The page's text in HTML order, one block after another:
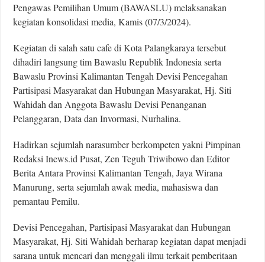
Pengawas Pemilihan Umum (BAWASLU) melaksanakan
kegiatan konsolidasi media, Kamis (07/3/2024).
Kegiatan di salah satu cafe di Kota Palangkaraya tersebut
dihadiri langsung tim Bawaslu Republik Indonesia serta
Bawaslu Provinsi Kalimantan Tengah Devisi Pencegahan
Partisipasi Masyarakat dan Hubungan Masyarakat, Hj. Siti
Wahidah dan Anggota Bawaslu Devisi Penanganan
Pelanggaran, Data dan Invormasi, Nurhalina.
Hadirkan sejumlah narasumber berkompeten yakni Pimpinan
Redaksi Inews.id Pusat, Zen Teguh Triwibowo dan Editor
Berita Antara Provinsi Kalimantan Tengah, Jaya Wirana
Manurung, serta sejumlah awak media, mahasiswa dan
pemantau Pemilu.
Devisi Pencegahan, Partisipasi Masyarakat dan Hubungan
Masyarakat, Hj. Siti Wahidah berharap kegiatan dapat menjadi
sarana untuk mencari dan menggali ilmu terkait pemberitaan